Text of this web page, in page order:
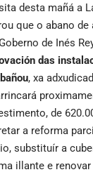
desta mañá a
que o abano
de Inés
das
, xa
de
a reforma
substituír a
illante e